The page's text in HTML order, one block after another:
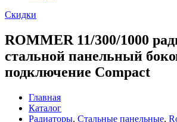
Скидки
ROMMER 11/300/1000
стальной панельный
подключение Compact
Главная
Каталог
Радиаторы, Стальные панельные,